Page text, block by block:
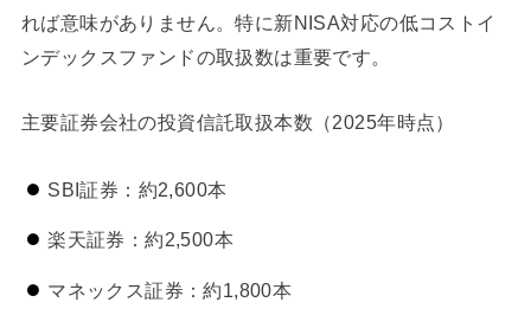
れば意味がありません。特に新NISA対応の低コストイ
ンデックスファンドの取扱数は重要です。
主要証券会社の投資信託取扱本数（2025年時点）
SBI証券：約2,600本
楽天証券：約2,500本
マネックス証券：約1,800本